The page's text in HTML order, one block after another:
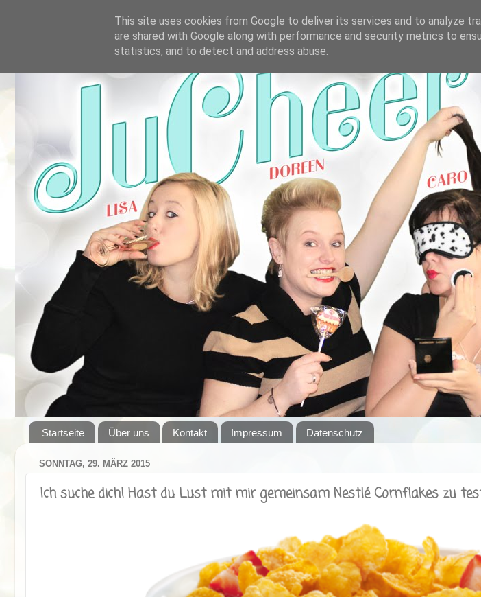
Startseite Über uns Kontakt Impressum Datenschutz
SONNTAG, 29. MÄRZ 2015
Ich suche dich! Hast du Lust mit mir gemeinsam Nestlé Cornflakes zu
This site uses cookies from Google to deliver its services and to analyze
are shared with Google along with performance and security metrics to
statistics, and to detect and address abuse.